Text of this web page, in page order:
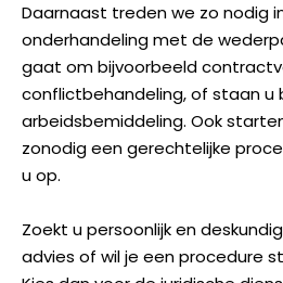
Daarnaast treden we zo nodig
onderhandeling met de
gaat om bijvoorbeeld
conflictbehandeling, of staan u
arbeidsbemiddeling. Ook
zonodig een gerechtelijke
u op.
Zoekt u persoonlijk en
advies of wil je een procedure